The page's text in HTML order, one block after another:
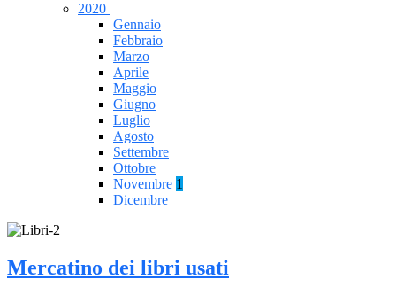
2020
Gennaio
Febbraio
Marzo
Aprile
Maggio
Giugno
Luglio
Agosto
Settembre
Ottobre
Novembre 1
Dicembre
Mercatino dei libri usati